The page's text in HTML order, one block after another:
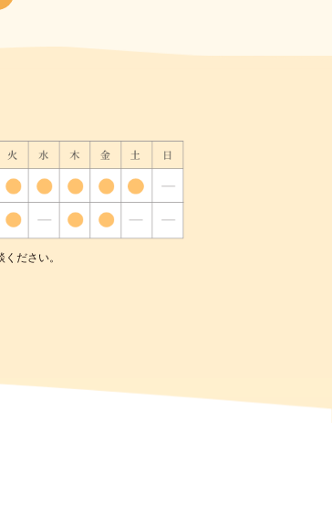
ださい。